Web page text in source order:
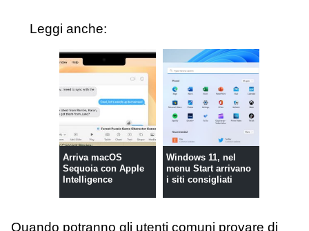
Leggi anche:
Arriva macOS
Sequoia con Apple
Intelligence
Windows 11, nel
menu Start arrivano
i siti consigliati
Quando potranno gli utenti comuni provare di